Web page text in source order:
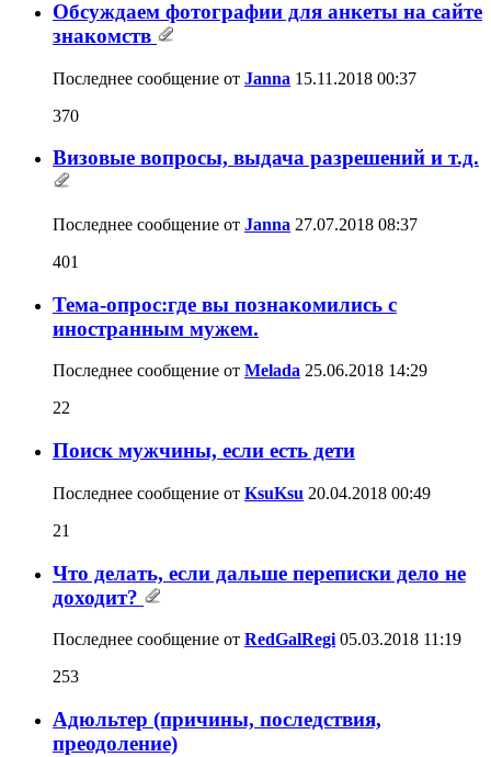
Обсуждаем фотографии для анкеты на сайте
знакомств
Последнее сообщение от Janna 15.11.2018 00:37
370
Визовые вопросы, выдача разрешений и т.д.
Последнее сообщение от Janna 27.07.2018 08:37
401
Тема-опрос:где вы познакомились с
иностранным мужем.
Последнее сообщение от Melada 25.06.2018 14:29
22
Поиск мужчины, если есть дети
Последнее сообщение от KsuKsu 20.04.2018 00:49
21
Что делать, если дальше переписки дело не
доходит?
Последнее сообщение от RedGalRegi 05.03.2018 11:19
253
Адюльтер (причины, последствия,
преодоление)